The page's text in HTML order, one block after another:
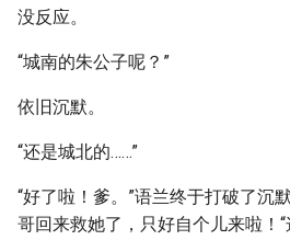
没反应。
“城南的朱公子呢？”
依旧沉默。
“还是城北的……”
“好了啦！爹。”语兰终于打破了沉
哥回来救她了，只好自个儿来啦！